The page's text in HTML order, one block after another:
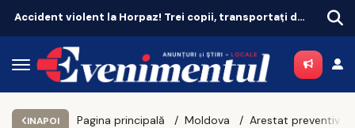
Accident violent la Horpaz! Trei copii, transportați de urgență la spital
INAPOI Pagina principală Moldova